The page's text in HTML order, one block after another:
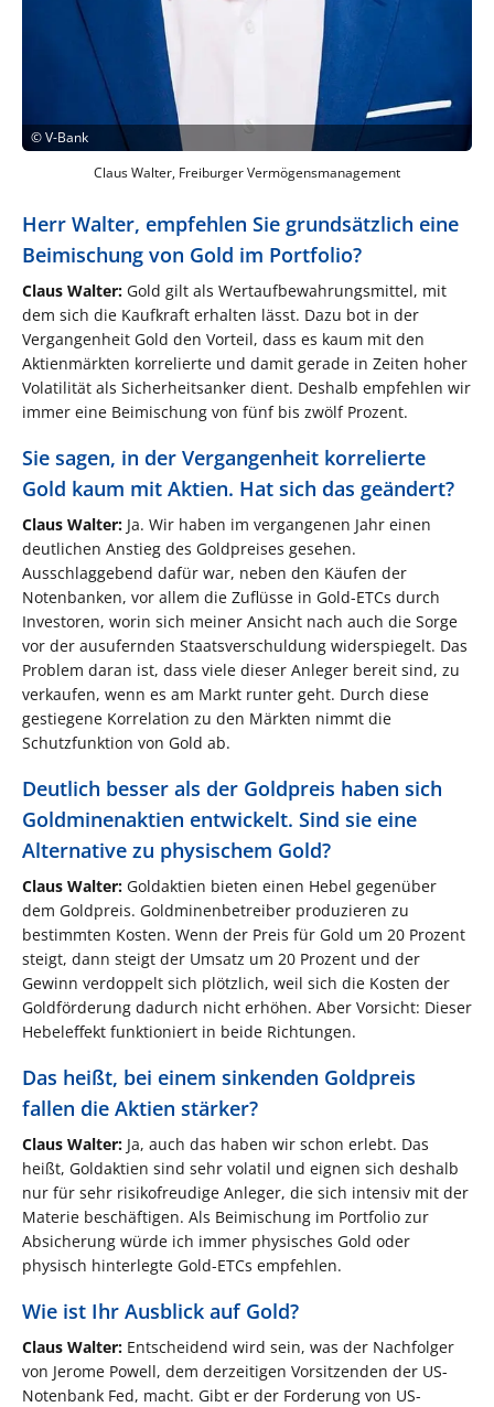
©V-Bank
Claus Walter, Freiburger Vermögensmanagement
Herr Walter, empfehlen Sie grundsätzlich eine
Beimischung von Gold im Portfolio?
Claus Walter: Gold gilt als Wertaufbewahrungsmittel, mit
dem sich die Kaufkraft erhalten lässt. Dazu bot in der
Vergangenheit Gold den Vorteil, dass es kaum mit den
Aktienmärkten korrelierte und damit gerade in Zeiten hoher
Volatilität als Sicherheitsanker dient. Deshalb empfehlen wir
immer eine Beimischung von fünf bis zwölf Prozent.
Sie sagen, in der Vergangenheit korrelierte
Gold kaum mit Aktien. Hat sich das geändert?
Claus Walter: Ja. Wir haben im vergangenen Jahr einen
deutlichen Anstieg des Goldpreises gesehen.
Ausschlaggebend dafür war, neben den Käufen der
Notenbanken, vor allem die Zuflüsse in Gold-ETCs durch
Investoren, worin sich meiner Ansicht nach auch die Sorge
vor der ausufernden Staatsverschuldung widerspiegelt. Das
Problem daran ist, dass viele dieser Anleger bereit sind, zu
verkaufen, wenn es am Markt runter geht. Durch diese
gestiegene Korrelation zu den Märkten nimmt die
Schutzfunktion von Gold ab.
Deutlich besser als der Goldpreis haben sich
Goldminenaktien entwickelt. Sind sie eine
Alternative zu physischem Gold?
Claus Walter: Goldaktien bieten einen Hebel gegenüber
dem Goldpreis. Goldminenbetreiber produzieren zu
bestimmten Kosten. Wenn der Preis für Gold um 20 Prozent
steigt, dann steigt der Umsatz um 20 Prozent und der
Gewinn verdoppelt sich plötzlich, weil sich die Kosten der
Goldförderung dadurch nicht erhöhen. Aber Vorsicht: Dieser
Hebeleffekt funktioniert in beide Richtungen.
Das heißt, bei einem sinkenden Goldpreis
fallen die Aktien stärker?
Claus Walter: Ja, auch das haben wir schon erlebt. Das
heißt, Goldaktien sind sehr volatil und eignen sich deshalb
nur für sehr risikofreudige Anleger, die sich intensiv mit der
Materie beschäftigen. Als Beimischung im Portfolio zur
Absicherung würde ich immer physisches Gold oder
physisch hinterlegte Gold-ETCs empfehlen.
Wie ist Ihr Ausblick auf Gold?
Claus Walter: Entscheidend wird sein, was der Nachfolger
von Jerome Powell, dem derzeitigen Vorsitzenden der US-
Notenbank Fed, macht. Gibt er der Forderung von US-